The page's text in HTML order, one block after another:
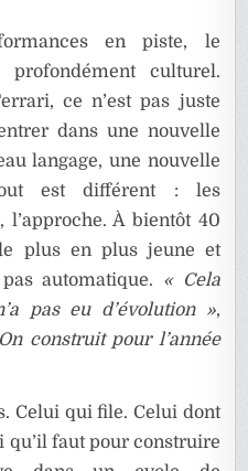
en piste, le
culturel.
ce n’est pas juste
dans une nouvelle
langage, une nouvelle
est différent : les
l’approche. À bientôt 40
plus en plus jeune et
automatique. « Cela
pas eu d’évolution »,
construit pour l’année
Celui qui file. Celui dont
qu’il faut pour construire